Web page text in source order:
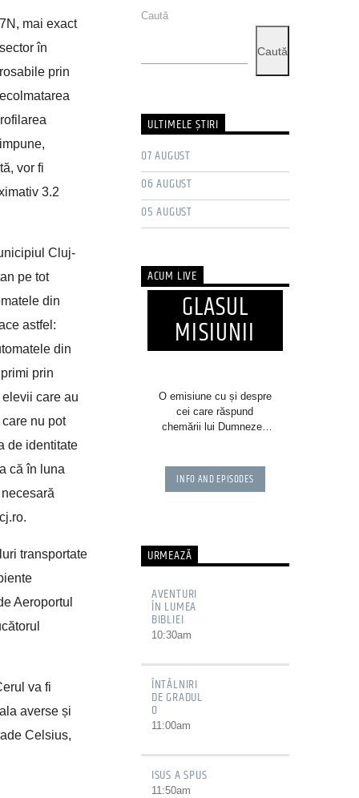
mai exact
în
prin
vor fi
3.2
Cluj-
pe tot
din
astfel:
din
prin
care au
nu pot
de identitate
că în luna
transportate
Aeroportul
va fi
averse și
Celsius,
Caută
Caută
ULTIMELE ŞTIRI
07 AUGUST
06 AUGUST
05 AUGUST
ACUM LIVE
GLASUL
MISIUNII
O emisiune cu și despre
cei care răspund
chemării lui Dumnezeu
pământului. Află cum
INFO AND EPISODES
URMEAZĂ
AVENTURI
ÎN LUMEA
BIBLIEI
10:30am
ÎNTÂLNIRI
DE GRADUL
0
11:00am
ISUS A SPUS
11:50am